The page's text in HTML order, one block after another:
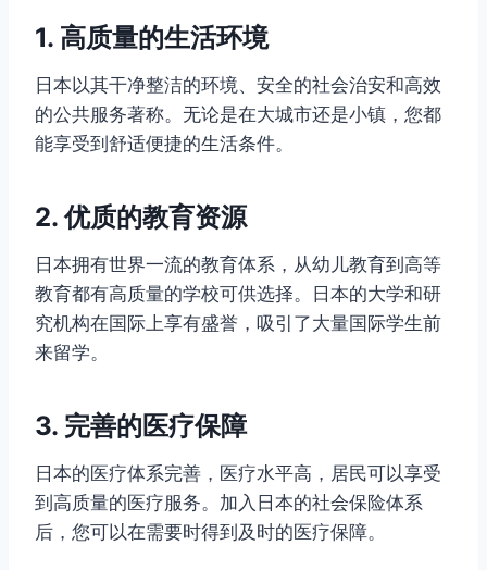
1. 高质量的生活环境
日本以其干净整洁的环境、安全的社会治安和高效
的公共服务著称。无论是在大城市还是小镇，您都
能享受到舒适便捷的生活条件。
2. 优质的教育资源
日本拥有世界一流的教育体系，从幼儿教育到高等
教育都有高质量的学校可供选择。日本的大学和研
究机构在国际上享有盛誉，吸引了大量国际学生前
来留学。
3. 完善的医疗保障
日本的医疗体系完善，医疗水平高，居民可以享受
到高质量的医疗服务。加入日本的社会保险体系
后，您可以在需要时得到及时的医疗保障。